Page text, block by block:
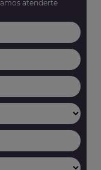
atenderte